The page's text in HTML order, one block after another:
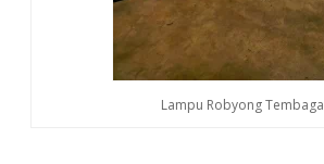
Lampu Robyong Tembaga